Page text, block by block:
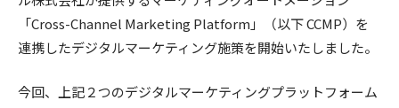
「Cross-Channel Marketing Platform」（以下 CCMP）を
連携したデジタルマーケティング施策を開始いたしました。
今回、上記２つのデジタルマーケティングプラットフォーム